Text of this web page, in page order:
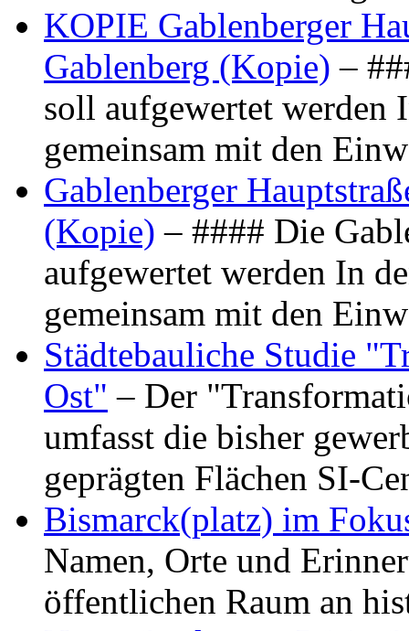
KOPIE Gablenberger
Gablenberg (Kopie) –
soll aufgewertet werden
gemeinsam mit den
Gablenberger
(Kopie) – #### Die
aufgewertet werden In
gemeinsam mit den
Städtebauliche Studie
Ost" – Der
umfasst die bisher
geprägten Flächen SI-
Bismarck(platz) im
Namen, Orte und
öffentlichen Raum an